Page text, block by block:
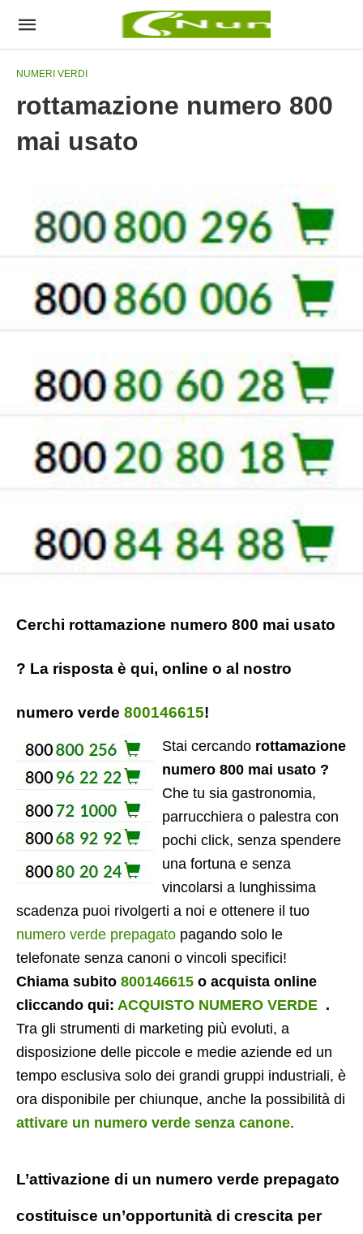
NUMERI VERDI
rottamazione numero 800
mai usato
Cerchi rottamazione numero 800 mai usato
? La risposta è qui, online o al nostro
numero verde 800146615!
Stai cercando rottamazione
numero 800 mai usato ?
Che tu sia gastronomia,
parrucchiera o palestra con
pochi click, senza spendere
una fortuna e senza
vincolarsi a lunghissima
scadenza puoi rivolgerti a noi e ottenere il tuo
numero verde prepagato pagando solo le
telefonate senza canoni o vincoli specifici!
Chiama subito 800146615 o acquista online
cliccando qui: ACQUISTO NUMERO VERDE .
Tra gli strumenti di marketing più evoluti, a
disposizione delle piccole e medie aziende ed un
tempo esclusiva solo dei grandi gruppi industriali, è
ora disponibile per chiunque, anche la possibilità di
attivare un numero verde senza canone.
L’attivazione di un numero verde prepagato
costituisce un’opportunità di crescita per